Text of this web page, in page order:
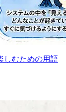
しむための用語